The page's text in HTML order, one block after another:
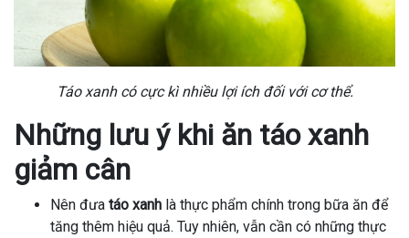
Táo xanh có cực kì nhiều lợi ích đối với cơ thể.
Những lưu ý khi ăn táo xanh
giảm cân
Nên đưa táo xanh là thực phẩm chính trong bữa ăn để
tăng thêm hiệu quả. Tuy nhiên, vẫn cần có những thực